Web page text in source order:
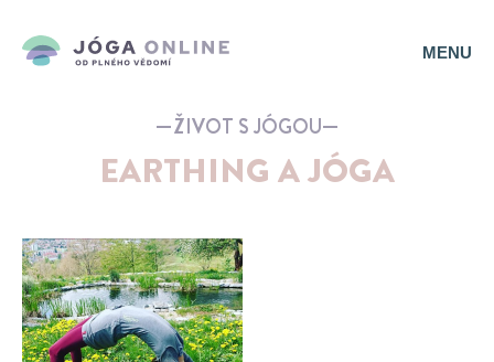
MENU
ŽIVOT S JÓGOU
EARTHING A JÓGA